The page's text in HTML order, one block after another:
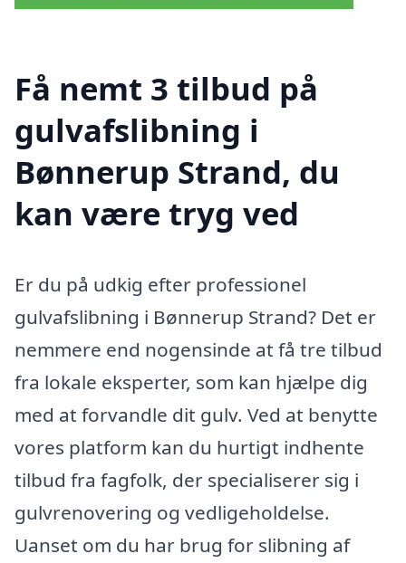
Få nemt 3 tilbud på
gulvafslibning i
Bønnerup Strand, du
kan være tryg ved
Er du på udkig efter professionel
gulvafslibning i Bønnerup Strand? Det er
nemmere end nogensinde at få tre tilbud
fra lokale eksperter, som kan hjælpe dig
med at forvandle dit gulv. Ved at benytte
vores platform kan du hurtigt indhente
tilbud fra fagfolk, der specialiserer sig i
gulvrenovering og vedligeholdelse.
Uanset om du har brug for slibning af